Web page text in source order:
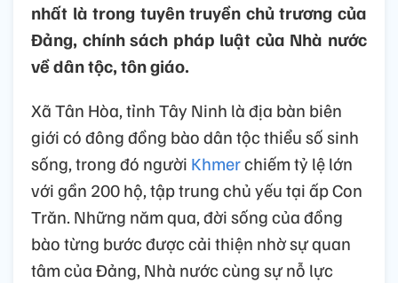
nhất là trong tuyên truyền chủ trương của
Đảng, chính sách pháp luật của Nhà nước
về dân tộc, tôn giáo.
Xã Tân Hòa, tỉnh Tây Ninh là địa bàn biên
giới có đông đồng bào dân tộc thiểu số sinh
sống, trong đó người Khmerchiếm tỷ lệ lớn
với gần 200 hộ, tập trung chủ yếu tại ấp Con
Trăn. Những năm qua, đời sống của đồng
bào từng bước được cải thiện nhờ sự quan
tâm của Đảng, Nhà nước cùng sự nỗ lực